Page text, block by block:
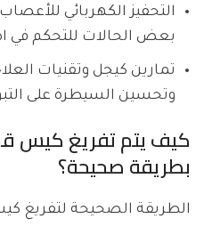
التحفيز الكهربائي
بعض الحالات للتحكم في
تمارين كيجل وتقنيات
وتحسين السيطرة على
كيف يتم تفريغ كيس
بطريقة صحيحة؟
الطريقة الصحيحة لتفريغ